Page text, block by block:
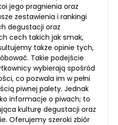
jego pragnienia oraz
zestawienia i rankingi
degustacji oraz
cech takich jak smak,
także opinie tych,
Takie podejście
wybierają spośród
co pozwala im w pełni
piwnej palety. Jednak
informacje o piwach; to
kulturę degustacji oraz
Oferujemy szeroki zbiór